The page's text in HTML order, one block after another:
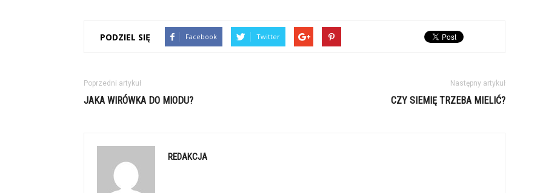
PODZIEL SIĘ Facebook Twitter
Poprzedni artykuł
JAKA WIRÓWKA DO MIODU?
Następny artykuł
CZY SIEMIĘ TRZEBA MIELIĆ?
REDAKCJA